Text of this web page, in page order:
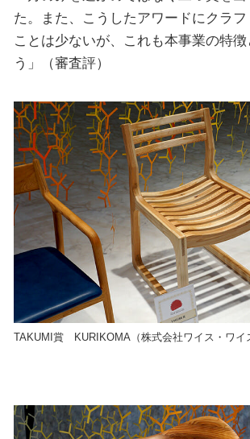
た。また、こうしたアワードにクラ
ことは少ないが、これも本事業の特徴
う」（審査評）
TAKUMI賞 KURIKOMA（株式会社ワイス・ワイ